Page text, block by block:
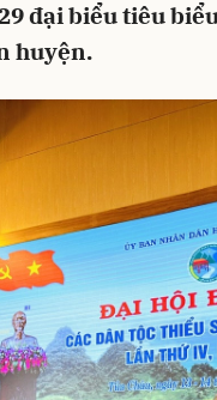
đại biểu tiêu
huyện.